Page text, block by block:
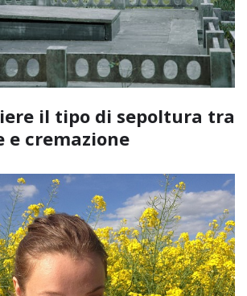
il tipo di sepoltura tra
e cremazione